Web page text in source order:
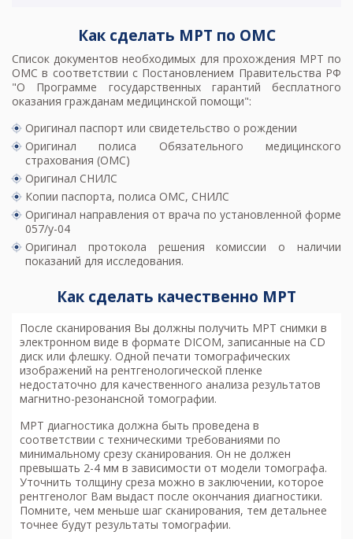
Как сделать МРТ по ОМС
Список документов необходимых для прохождения МРТ по
ОМС в соответствии с Постановлением Правительства РФ
"О Программе государственных гарантий бесплатного
оказания гражданам медицинской помощи":
Оригинал паспорт или свидетельство о рождении
Оригинал полиса Обязательного медицинского
страхования (ОМС)
Оригинал СНИЛС
Копии паспорта, полиса ОМС, СНИЛС
Оригинал направления от врача по установленной форме
057/у-04
Оригинал протокола решения комиссии о наличии
показаний для исследования.
Как сделать качественно МРТ
После сканирования Вы должны получить МРТ снимки в
электронном виде в формате DICOM, записанные на CD
диск или флешку. Одной печати томографических
изображений на рентгенологической пленке
недостаточно для качественного анализа результатов
магнитно-резонансной томографии.
МРТ диагностика должна быть проведена в
соответствии с техническими требованиями по
минимальному срезу сканирования. Он не должен
превышать 2-4 мм в зависимости от модели томографа.
Уточнить толщину среза можно в заключении, которое
рентгенолог Вам выдаст после окончания диагностики.
Помните, чем меньше шаг сканирования, тем детальнее
точнее будут результаты томографии.